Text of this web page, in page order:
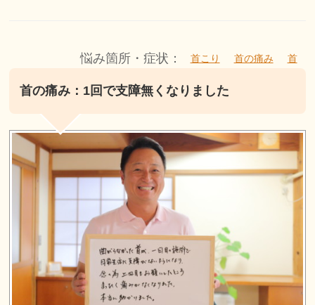
悩み箇所・症状： 首こり 首の痛み 首
首の痛み：1回で支障無くなりました